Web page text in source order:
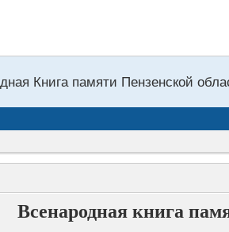
Книга памяти Пензенской
Всенародная книга